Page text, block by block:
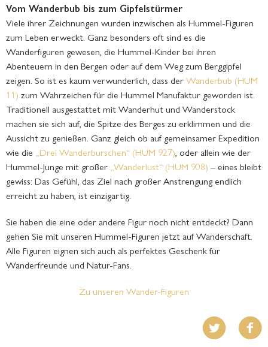
Vom Wanderbub bis zum Gipfelstürmer
Viele ihrer Zeichnungen wurden inzwischen als Hummel-Figuren
zum Leben erweckt. Ganz besonders oft sind es die
Wanderfiguren gewesen, die Hummel-Kinder bei ihren
Abenteuern in den Bergen oder auf dem Weg zum Berggipfel
zeigen. So ist es kaum verwunderlich, dass derWanderbub (HUM
11) zum Wahrzeichen für die Hummel Manufaktur geworden ist.
Traditionell ausgestattet mit Wanderhut und Wanderstock
machen sie sich auf, die Spitze des Berges zu erklimmen und die
Aussicht zu genießen. Ganz gleich ob auf gemeinsamer Expedition
wie die „Drei Wanderburschen“ (HUM 927), oder allein wie der
Hummel-Junge mit großer „Wanderlust“ (HUM 908) – eines bleibt
gewiss: Das Gefühl, das Ziel nach großer Anstrengung endlich
erreicht zu haben, ist einzigartig.
Sie haben die eine oder andere Figur noch nicht entdeckt? Dann
gehen Sie mit unseren Hummel-Figuren jetzt auf Wanderschaft.
Alle Figuren eignen sich auch als perfektes Geschenk für
Wanderfreunde und Natur-Fans.
Zu unseren Wander-Figuren